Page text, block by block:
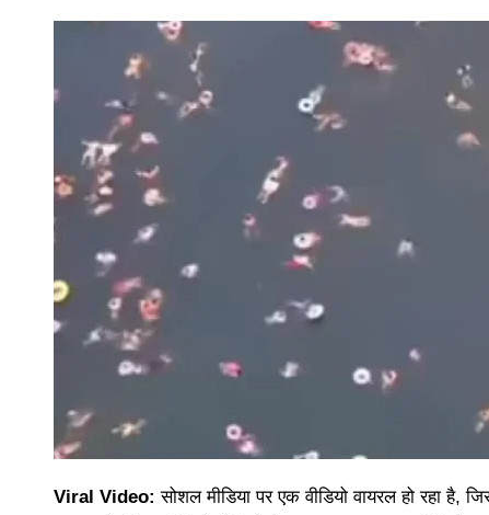
Viral Video: सोशल मीडिया पर एक वीडियो वायरल हो रहा